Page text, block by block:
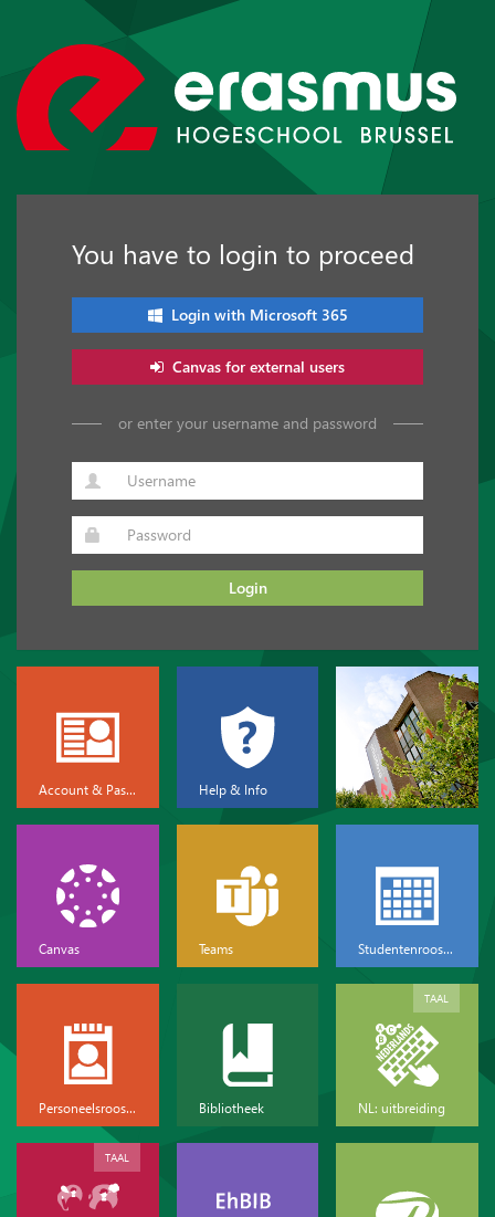
You have to login to proceed
Login with Microsoft 365
Canvas for external users
or enter your username and password
Login
Account & Password Help & Info
Canvas Teams Studentenrooster
Personeelsrooster Bibliotheek NL: uitbreiding
TAAL
TAAL